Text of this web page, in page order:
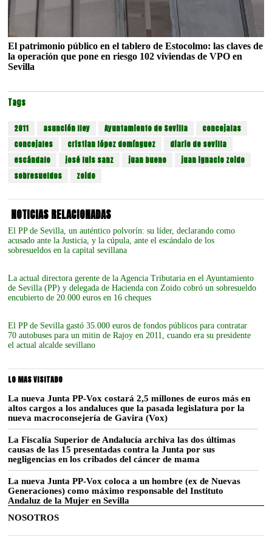
El patrimonio público en el tablero de Estocolmo: las claves de
la operación que pone en riesgo 102 viviendas de VPO en
Sevilla
Tags
2011 asunción fley Ayuntamiento de Sevilla
concejalas
concejales
cristian lópez domínguez
diario de sevilla
escándalo
josé luis sanz juan bueno
juan ignacio zoido
sobresueldos
zoido
NOTICIAS RELACIONADAS
El PP de Sevilla, un auténtico polvorín: su líder, declarando como
acusado ante la Justicia, y la cúpula, ante el escándalo de los
sobresueldos en la capital sevillana
La actual directora gerente de la Agencia Tributaria en el Ayuntamiento
de Sevilla (PP) y delegada de Hacienda con Zoido cobró un sobresueldo
encubierto de 20.000 euros en 16 cheques
El PP de Sevilla gastó 35.000 euros de fondos públicos para contratar
70 autobuses para un mitin de Rajoy en 2011, cuando era su presidente
el actual alcalde sevillano
LO MAS VISITADO
La nueva Junta PP-Vox costará 2,5 millones de euros más en
altos cargos a los andaluces que la pasada legislatura por la
nueva macroconsejería de Gavira (Vox)
La Fiscalía Superior de Andalucía archiva las dos últimas
causas de las 15 presentadas contra la Junta por sus
negligencias en los cribados del cáncer de mama
La nueva Junta PP-Vox coloca a un hombre (ex de Nuevas
Generaciones) como máximo responsable del Instituto
Andaluz de la Mujer en Sevilla
NOSOTROS